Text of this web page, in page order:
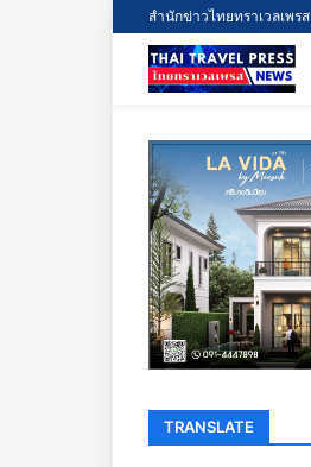
สำนักข่าวไทยทราเวลเพรส
TRANSLATE